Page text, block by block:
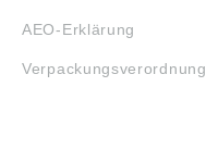
AEO-Erklärung
Verpackungsverordnung